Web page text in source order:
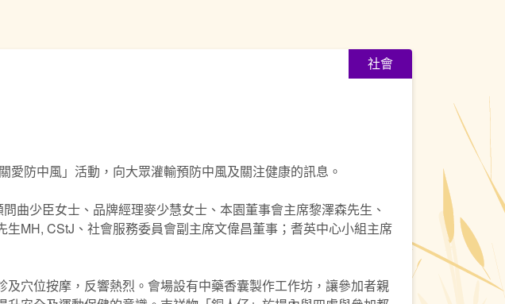
社會
防中風」活動，向大眾灌輸預防中風及關注健康的訊息。
曲少臣女士、品牌經理麥少慧女士、本園董事會主席黎澤森先生、
MH, CStJ、社會服務委員會副主席文偉昌董事；耆英中心小組主席
穴位按摩，反響熱烈。會場設有中藥香囊製作工作坊，讓參加者親